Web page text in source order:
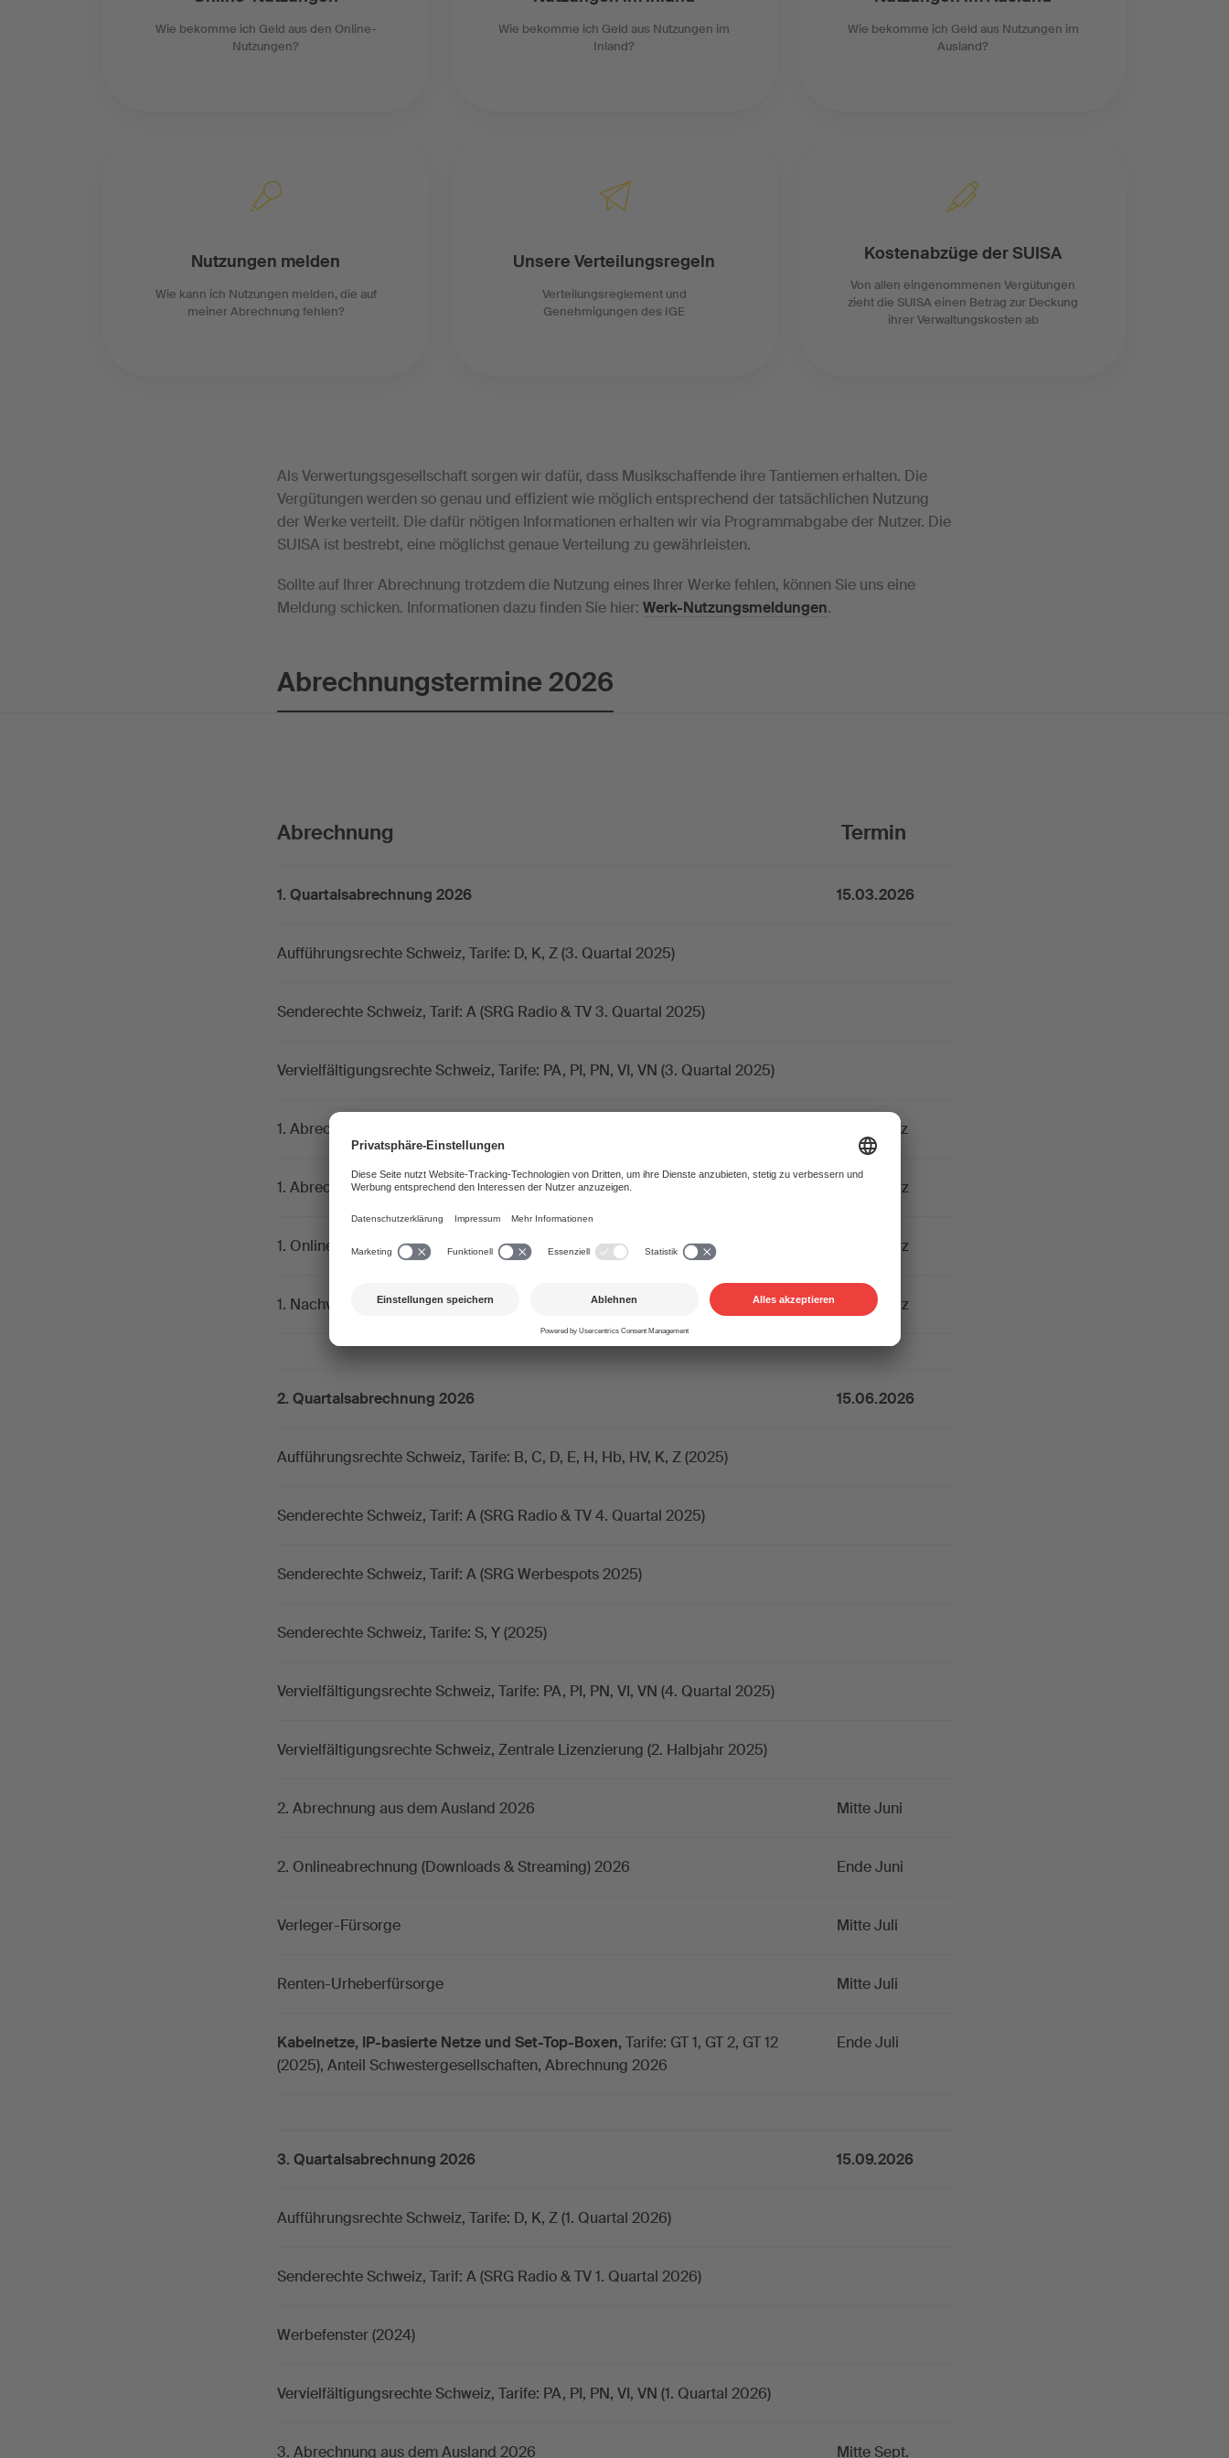
Wie bekomme ich Geld aus den Online-
Nutzungen?
Wie bekomme ich Geld aus Nutzungen im
Inland?
Wie bekomme ich Geld aus Nutzungen im
Ausland?
Nutzungen melden
Wie kann ich Nutzungen melden, die auf
meiner Abrechnung fehlen?
Unsere Verteilungsregeln
Verteilungsreglement und
Genehmigungen des IGE
Kostenabzüge der SUISA
Von allen eingenommenen Vergütungen
zieht die SUISA einen Betrag zur Deckung
ihrer Verwaltungskosten ab
Als Verwertungsgesellschaft sorgen wir dafür, dass Musikschaffende ihre Tantiemen erhalten. Die
Vergütungen werden so genau und effizient wie möglich entsprechend der tatsächlichen Nutzung
der Werke verteilt. Die dafür nötigen Informationen erhalten wir via Programmabgabe der Nutzer. Die
SUISA ist bestrebt, eine möglichst genaue Verteilung zu gewährleisten.
Sollte auf Ihrer Abrechnung trotzdem die Nutzung eines Ihrer Werke fehlen, können Sie uns eine
Meldung schicken. Informationen dazu finden Sie hier: Werk-Nutzungsmeldungen.
Abrechnungstermine 2026
Abrechnung Termin
1. Quartalsabrechnung 2026 15.03.2026
Aufführungsrechte Schweiz, Tarife: D, K, Z (3. Quartal 2025)
Senderechte Schweiz, Tarif: A (SRG Radio & TV 3. Quartal 2025)
Vervielfältigungsrechte Schweiz, Tarife: PA, PI, PN, VI, VN (3. Quartal 2025)
1. Abrechnung aus dem Ausland 2026 Mitte März
1. Abrechnung Video-on-Demand 2026 Ende März
1. Onlineabrechnung (Downloads & Streaming) 2026 Ende März
1. Nachverrechnung 2026 Ende März
2. Quartalsabrechnung 2026 15.06.2026
Aufführungsrechte Schweiz, Tarife: B, C, D, E, H, Hb, HV, K, Z (2025)
Senderechte Schweiz, Tarif: A (SRG Radio & TV 4. Quartal 2025)
Senderechte Schweiz, Tarif: A (SRG Werbespots 2025)
Senderechte Schweiz, Tarife: S, Y (2025)
Vervielfältigungsrechte Schweiz, Tarife: PA, PI, PN, VI, VN (4. Quartal 2025)
Vervielfältigungsrechte Schweiz, Zentrale Lizenzierung (2. Halbjahr 2025)
2. Abrechnung aus dem Ausland 2026 Mitte Juni
2. Onlineabrechnung (Downloads & Streaming) 2026 Ende Juni
Verleger-Fürsorge Mitte Juli
Renten-Urheberfürsorge Mitte Juli
Kabelnetze, IP-basierte Netze und Set-Top-Boxen, Tarife: GT 1, GT 2, GT 12
(2025), Anteil Schwestergesellschaften, Abrechnung 2026
Ende Juli
3. Quartalsabrechnung 2026 15.09.2026
Aufführungsrechte Schweiz, Tarife: D, K, Z (1. Quartal 2026)
Senderechte Schweiz, Tarif: A (SRG Radio & TV 1. Quartal 2026)
Werbefenster (2024)
Vervielfältigungsrechte Schweiz, Tarife: PA, PI, PN, VI, VN (1. Quartal 2026)
3. Abrechnung aus dem Ausland 2026 Mitte Sept.